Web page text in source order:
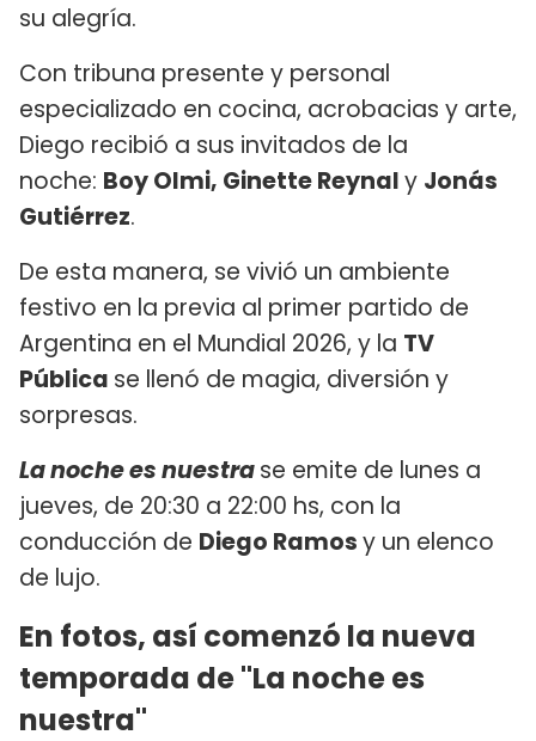
su alegría.
Con tribuna presente y personal
especializado en cocina, acrobacias y arte,
Diego recibió a sus invitados de la
noche: Boy Olmi, Ginette Reynaly Jonás
Gutiérrez.
De esta manera, se vivió un ambiente
festivo en la previa al primer partido de
Argentina en el Mundial 2026, y la TV
Pública se llenó de magia, diversión y
sorpresas.
La noche es nuestrase emite de lunes a
jueves, de 20:30 a 22:00 hs, con la
conducción de Diego Ramosy un elenco
de lujo.
En fotos, así comenzó la nueva
temporada de "La noche es
nuestra"